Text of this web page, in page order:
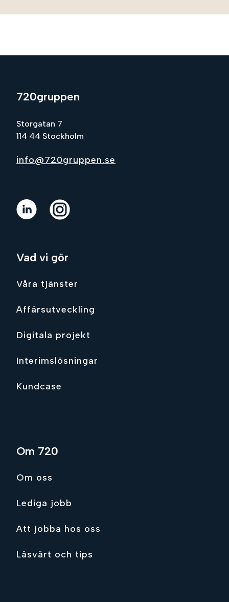
720gruppen
Storgatan 7
114 44 Stockholm
info@720gruppen.se
Vad vi gör
Våra tjänster
Affärsutveckling
Digitala projekt
Interimslösningar
Kundcase
Om 720
Om oss
Lediga jobb
Att jobba hos oss
Läsvärt och tips